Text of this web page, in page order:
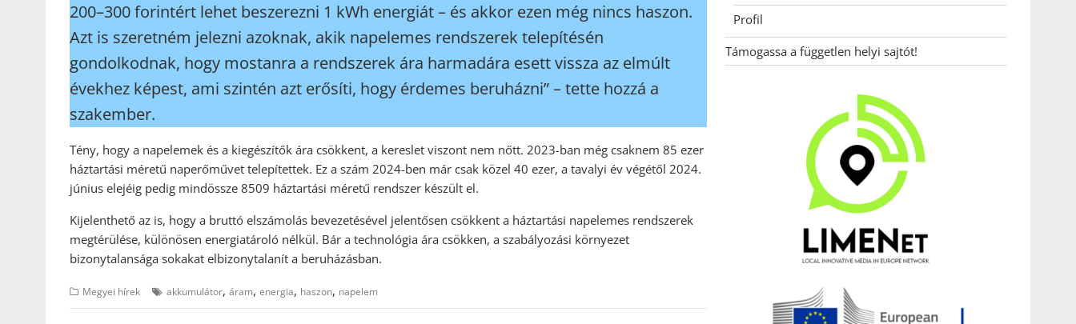
200–300 forintért lehet beszerezni 1 kWh energiát – és akkor ezen még nincs haszon.
Azt is szeretném jelezni azoknak, akik napelemes rendszerek telepítésén
gondolkodnak, hogy mostanra a rendszerek ára harmadára esett vissza az elmúlt
évekhez képest, ami szintén azt erősíti, hogy érdemes beruházni” – tette hozzá a
szakember.
Tény, hogy a napelemek és a kiegészítők ára csökkent, a kereslet viszont nem nőtt. 2023-ban még csaknem 85 ezer
háztartási méretű naperőművet telepítettek. Ez a szám 2024-ben már csak közel 40 ezer, a tavalyi év végétől 2024.
június elejéig pedig mindössze 8509 háztartási méretű rendszer készült el.
Kijelenthető az is, hogy a bruttó elszámolás bevezetésével jelentősen csökkent a háztartási napelemes rendszerek
megtérülése, különösen energiatároló nélkül. Bár a technológia ára csökken, a szabályozási környezet
bizonytalansága sokakat elbizonytalanít a beruházásban.
Megyei hírek akkumulátor, áram, energia, haszon, napelem
Profil
Támogassa a független helyi sajtót!